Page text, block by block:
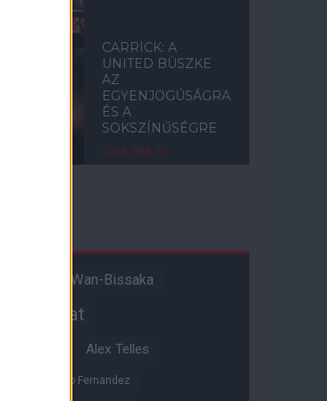
CARRICK: A
UNITED BÜSZKE
AZ
EGYENJOGÚSÁGRA
ÉS A
SOKSZÍNŰSÉGRE
2026. febr. 21.
Aaron Wan-Bissaka
csapat
Alex Telles
Alvaro Fernandez